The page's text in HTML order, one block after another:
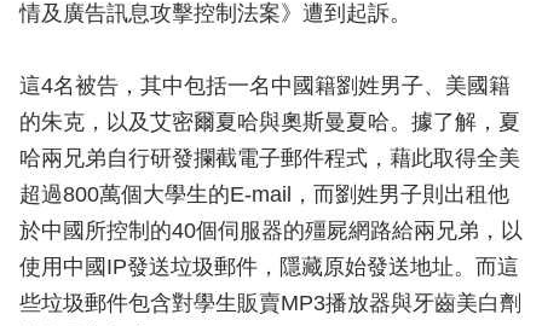
情及廣告訊息攻擊控制法案》遭到起訴。
這4名被告，其中包括一名中國籍劉姓男子、美國籍
的朱克，以及艾密爾夏哈與奧斯曼夏哈。據了解，夏
哈兩兄弟自行研發攔截電子郵件程式，藉此取得全美
超過800萬個大學生的E-mail，而劉姓男子則出租他
於中國所控制的40個伺服器的殭屍網路給兩兄弟，以
使用中國IP發送垃圾郵件，隱藏原始發送地址。而這
些垃圾郵件包含對學生販賣MP3播放器與牙齒美白劑